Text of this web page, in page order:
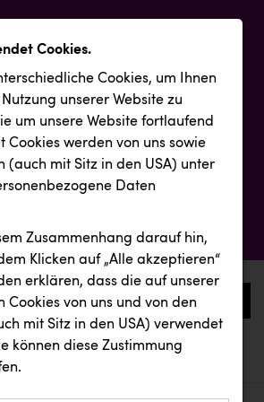
0
Cookies.
Cookies, um Ihnen
unserer Website zu
um unsere Website fortlaufend
Cookies werden von uns sowie
(auch mit Sitz in den USA) unter
Daten
Zusammenhang darauf hin,
Klicken auf „Alle akzeptieren“
erklären, dass die auf unserer
Cookies von uns und von den
mit Sitz in den USA) verwendet
können diese Zustimmung